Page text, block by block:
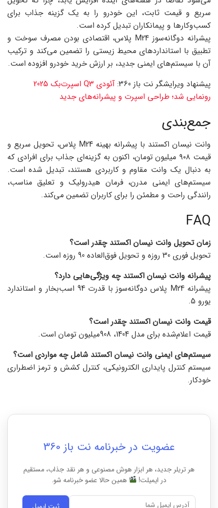
سریع و قیمت ثابت، این خودرو را به یک گزینه جذاب برای
کسب‌وکارها و پیمانکاران تبدیل کرده است.
پیشرانه دوگانه‌سوز M24 پلاس، اقتصادی بودن مصرف سوخت و
تطبیق با استانداردهای محیط زیستی را تضمین می‌کند و ترکیب
آن با سیستم‌های ایمنی جدید، بر ارزش خرید خودرو افزوده است.
پیشنهاد ویرایشگر نت باز 360:
آئودی Q3 اسپرت‌بک 2025
رونمایی شد؛ طراحی اسپرت و پیشرانه‌های جدید
جمع‌بندی
وانت نیسان اکستند با پیشرانه بهینه M24 پلاس، تحویل سریع و
قیمت ۹۰۸ میلیون تومان، اکنون به گزینه‌ای جذاب برای افرادی که
به دنبال یک وانت مقاوم و کاربردی هستند، تبدیل شده است.
سیستم‌های ایمنی مدرن، فرمان هیدرولیک و تعلیق مناسب،
رانندگی راحت و مطمئن را برای کاربران تضمین می‌کند.
FAQ
زمان تحویل وانت نیسان اکستند چقدر است؟
تحویل فوری 30 روزه و تحویل فوق‌العاده 90 روزه است.
پیشرانه وانت نیسان اکستند چه ویژگی‌هایی دارد؟
پیشرانه M24 پلاس دوگانه‌سوز با قدرت 94 اسب‌بخار و استاندارد
یورو 5.
قیمت وانت نیسان اکستند چقدر است؟
قیمت اعلام‌شده برای مدل 1404، 908میلیون تومان است.
سیستم‌های ایمنی وانت نیسان اکستند شامل چه مواردی است؟
سیستم کنترل پایداری الکترونیکی، کنترل کشش و ترمز اضطراری
خودکار.
عضویت در خبرنامه نت باز 360
هر تریلر جدید، هر ابزار هوش مصنوعی و هر نقد جذاب، مستقیم
در ایمیلت!
همین حالا عضو خبرنامه شو.